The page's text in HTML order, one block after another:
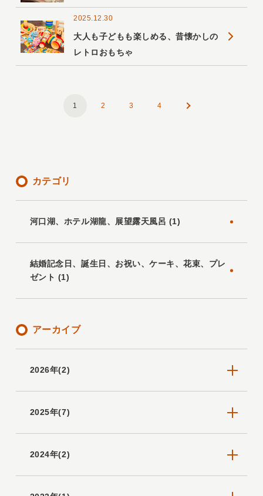
2025.12.30
大人も子どもも楽しめる、昔懐かしの
レトロおもちゃ
1 2 3 4
カテゴリ
河口湖、ホテル湖龍、展望露天風呂 (1)
結婚記念日、誕生日、お祝い、ケーキ、花束、プレ
ゼント (1)
アーカイブ
2026年(2)
2025年(7)
2024年(2)